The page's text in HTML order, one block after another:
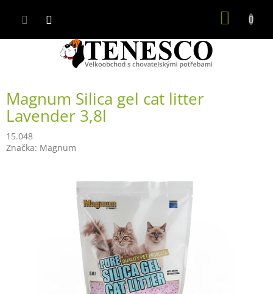
Magnum Silica gel cat litter
Lavender 3,8l
15.048
Značka: Magnum